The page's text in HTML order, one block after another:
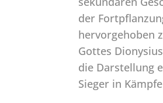
der
hervorgehoben
Gottes
die Darstellung
Sieger in